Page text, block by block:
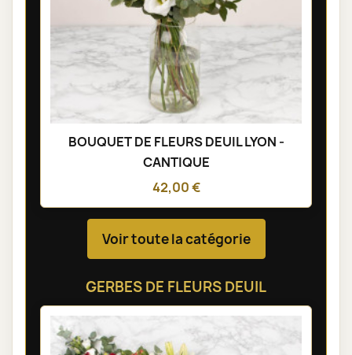
BOUQUET DE FLEURS DEUIL LYON -
CANTIQUE
42,00 €
Voir toute la catégorie
GERBES DE FLEURS DEUIL